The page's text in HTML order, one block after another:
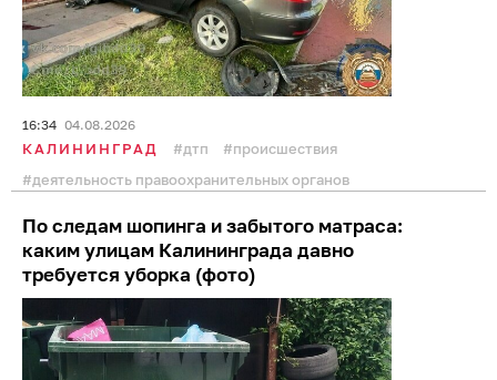
16:34 04.08.2026
КАЛИНИНГРАД дтп
происшествия
деятельность правоохранительных органов
По следам шопинга и забытого матраса:
каким улицам Калининграда давно
требуется уборка (фото)